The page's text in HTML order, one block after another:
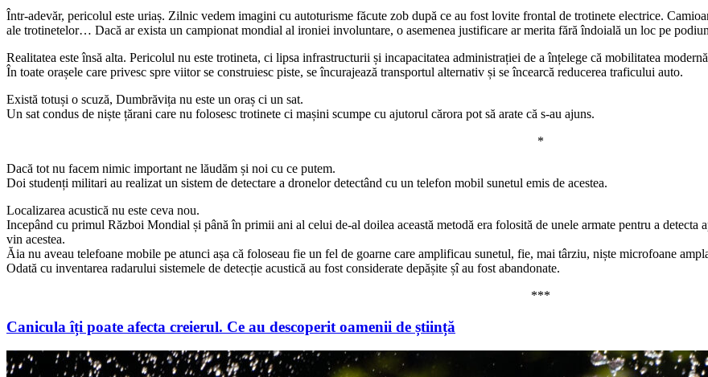
Într-adevăr, pericolul este uriaș. Zilnic vedem imagini cu autoturisme făcute zob după ce au fost lovite frontal de trotinete electrice.
ale trotinetelor… Dacă ar exista un campionat mondial al ironiei involuntare, o asemenea justificare ar merita fără îndoială un loc pe
Realitatea este însă alta. Pericolul nu este trotineta, ci lipsa infrastructurii și incapacitatea administrației de a înțelege că mobilitatea
În toate orașele care privesc spre viitor se construiesc piste, se încurajează transportul alternativ și se încearcă reducerea traficului auto.
Există totuși o scuză, Dumbrăvița nu este un oraș ci un sat.
Un sat condus de niște țărani care nu folosesc trotinete ci mașini scumpe cu ajutorul cărora pot să arate că s-au ajuns.
*
Dacă tot nu facem nimic important ne lăudăm și noi cu ce putem.
Doi studenți militari au realizat un sistem de detectare a dronelor detectând cu un telefon mobil sunetul emis de acestea.
Localizarea acustică nu este ceva nou.
Incepând cu primul Război Mondial și până în primii ani al celui de-al doilea această metodă era folosită de unele armate pentru a
vin acestea.
Ăia nu aveau telefoane mobile pe atunci așa că foloseau fie un fel de goarne care amplificau sunetul, fie, mai târziu, niște microfoane
Odată cu inventarea radarului sistemele de detecție acustică au fost considerate depășite șî au fost abandonate.
***
Canicula îți poate afecta creierul. Ce au descoperit oamenii de știință